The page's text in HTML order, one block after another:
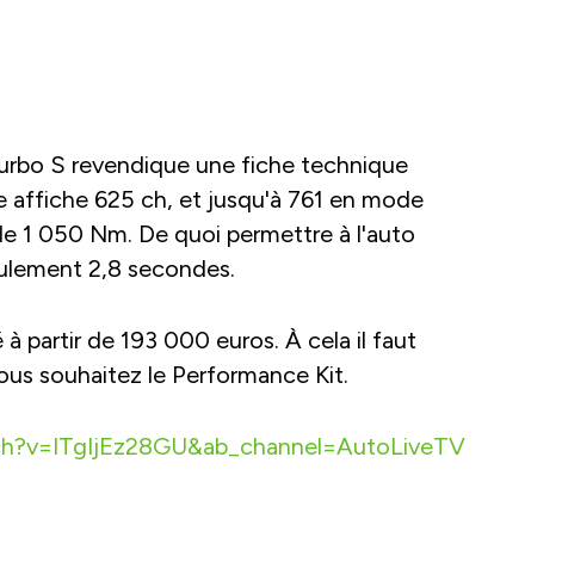
S revendique une fiche technique
affiche 625 ch, et jusqu'à 761 en mode
1 050 Nm. De quoi permettre à l'auto
2,8 secondes.
partir de 193 000 euros. À cela il faut
souhaitez le Performance Kit.